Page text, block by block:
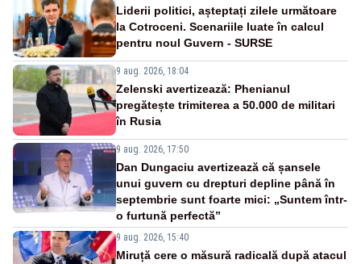
Liderii politici, așteptați zilele următoare
la Cotroceni. Scenariile luate în calcul
pentru noul Guvern - SURSE
9 aug. 2026, 18:04
Zelenski avertizează: Phenianul
pregătește trimiterea a 50.000 de militari
în Rusia
9 aug. 2026, 17:50
Dan Dungaciu avertizează că șansele
unui guvern cu drepturi depline până în
septembrie sunt foarte mici: „Suntem într-
o furtună perfectă”
9 aug. 2026, 15:40
Miruță cere o măsură radicală după atacul